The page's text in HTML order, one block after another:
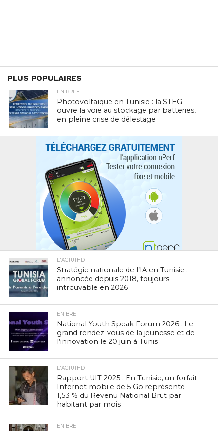
PLUS POPULAIRES
EN BREF
Photovoltaïque en Tunisie : la STEG
ouvre la voie au stockage par batteries,
en pleine crise de délestage
L'ACTUTHD
Stratégie nationale de l’IA en Tunisie :
annoncée depuis 2018, toujours
introuvable en 2026
EN BREF
National Youth Speak Forum 2026 : Le
grand rendez-vous de la jeunesse et de
l’innovation le 20 juin à Tunis
L'ACTUTHD
Rapport UIT 2025 : En Tunisie, un forfait
Internet mobile de 5 Go représente
1,53 % du Revenu National Brut par
habitant par mois
EN BREF